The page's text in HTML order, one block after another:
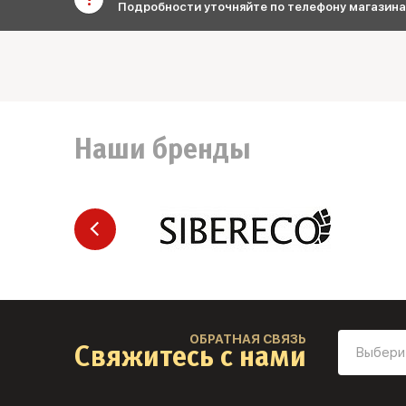
Подробности уточняйте по телефону
Наши бренды
ОБРАТНАЯ СВЯЗЬ
Свяжитесь с нами